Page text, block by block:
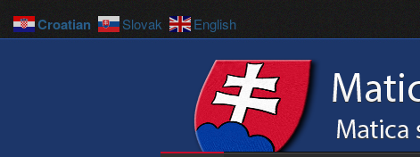
Croatian Slovak English